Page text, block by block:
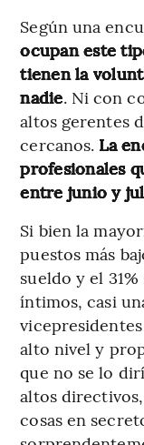
Según una
ocupan este
tienen la
nadie. Ni con
altos gerentes
cercanos. La
profesionales
entre junio y
Si bien la
puestos más
sueldo y el
íntimos, casi
alto nivel y
que no se lo
altos
cosas en